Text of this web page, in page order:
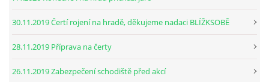
30.11.2019 Čertí rojení na hradě, děkujeme nadaci BLÍŽKSOBĚ
28.11.2019 Příprava na čerty
26.11.2019 Zabezpečení schodiště před akcí